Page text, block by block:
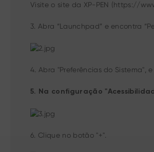
Visite o site da XP-PEN (https://
3. Abra “Launchpad” e encontra
4. Abra "Preferências do Sistema",
5. Na configuração
6. Clique no botão "+".